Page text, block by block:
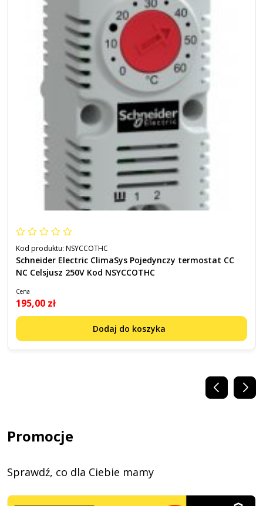
Kod produktu: NSYCCOTHC
Schneider Electric ClimaSys Pojedynczy termostat CC
NC Celsjusz 250V Kod NSYCCOTHC
Cena
195,00 zł
Dodaj do koszyka
Promocje
Sprawdź, co dla Ciebie mamy